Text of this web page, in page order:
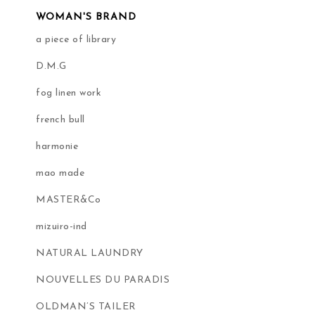
WOMAN'S BRAND
a piece of library
D.M.G
fog linen work
french bull
harmonie
mao made
MASTER&Co
mizuiro-ind
NATURAL LAUNDRY
NOUVELLES DU PARADIS
OLDMAN’S TAILER